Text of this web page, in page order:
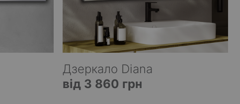
Дзеркало Diana
від 3 860 грн